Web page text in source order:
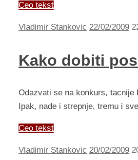
Ceo tekst
Vladimir Stankovic 22/02/2009
Kako dobiti
Odazvati se na konkurs, tacnije
Ipak, nade i strepnje, tremu i
Ceo tekst
Vladimir Stankovic 20/02/2009